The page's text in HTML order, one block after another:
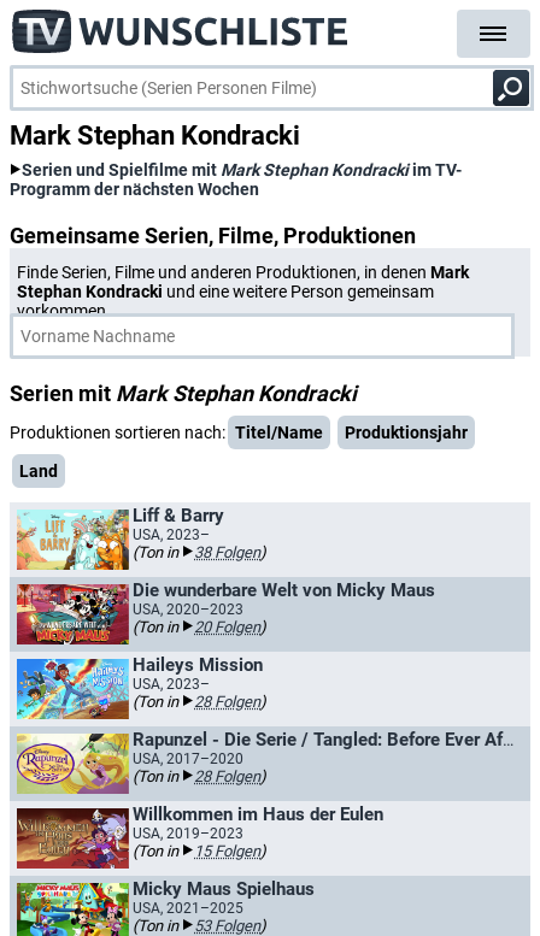
Mark Stephan Kondracki
Serien und Spielfilme mit Mark Stephan Kondrackiim TV-
Programm der nächsten Wochen
Gemeinsame Serien, Filme, Produktionen
Finde Serien, Filme und anderen Produktionen, in denen Mark
Stephan Kondracki und eine weitere Person gemeinsam
vorkommen.
Serien mit Mark Stephan Kondracki
Produktionen sortieren nach: Titel/Name
Produktionsjahr
Land
Liff & Barry
USA, 2023–
(Ton in 38 Folgen)
Die wunderbare Welt von Micky Maus
USA, 2020–2023
(Ton in 20 Folgen)
Haileys Mission
USA, 2023–
(Ton in 28 Folgen)
Rapunzel - Die Serie / Tangled: Before Ever After
USA, 2017–2020
(Ton in 28 Folgen)
Willkommen im Haus der Eulen
USA, 2019–2023
(Ton in 15 Folgen)
Micky Maus Spielhaus
USA, 2021–2025
(Ton in 53 Folgen)